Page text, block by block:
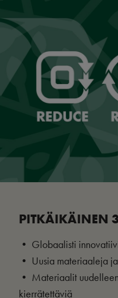
PITKÄIKÄINEN
• Globaalisti
• Uusia materiaaleja
• Materiaalit
kierrätettäviä